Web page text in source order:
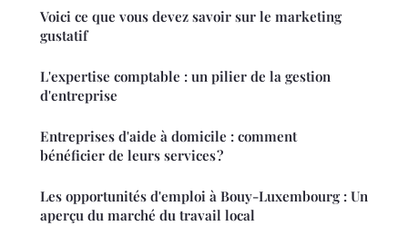
Voici ce que vous devez savoir sur le marketing
gustatif
L'expertise comptable : un pilier de la gestion
d'entreprise
Entreprises d'aide à domicile : comment
bénéficier de leurs services ?
Les opportunités d'emploi à Bouy-Luxembourg : Un
aperçu du marché du travail local